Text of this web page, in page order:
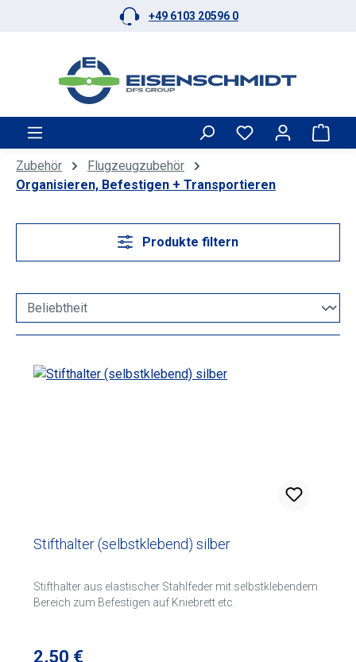
Zum Hauptinhalt springen+49 6103 20596 0
Zubehör
Flugzeugzubehör
Organisieren, Befestigen + Transportieren
Produkte filtern
Stifthalter (selbstklebend) silber
Stifthalter aus elastischer Stahlfeder mit selbstklebendem
Bereich zum Befestigen auf Kniebrett etc.
Regulärer Preis:
2,50 €